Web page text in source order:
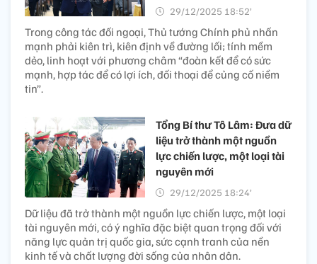
29/12/2025 18:52’
Trong công tác đối ngoại, Thủ tướng Chính phủ nhấn
mạnh phải kiên trì, kiên định về đường lối; tính mềm
dẻo, linh hoạt với phương châm “đoàn kết để có sức
mạnh, hợp tác để có lợi ích, đối thoại để củng cố niềm
tin”.
Tổng Bí thư Tô Lâm: Đưa dữ
liệu trở thành một nguồn
lực chiến lược, một loại tài
nguyên mới
29/12/2025 18:24’
Dữ liệu đã trở thành một nguồn lực chiến lược, một loại
tài nguyên mới, có ý nghĩa đặc biệt quan trọng đối với
năng lực quản trị quốc gia, sức cạnh tranh của nền
kinh tế và chất lượng đời sống của nhân dân.